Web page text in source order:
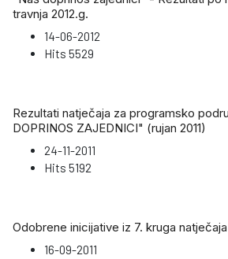
travnja 2012.g.
14-06-2012
Hits 5529
Rezultati natječaja za programsko
DOPRINOS ZAJEDNICI" (rujan 2011)
24-11-2011
Hits 5192
Odobrene inicijative iz 7. kruga natječaja
16-09-2011